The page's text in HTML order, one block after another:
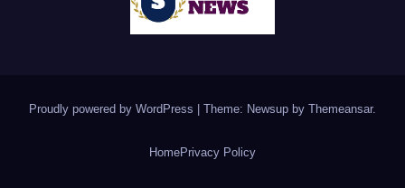
Proudly powered by WordPress | Theme: Newsup by Themeansar.
HomePrivacy Policy